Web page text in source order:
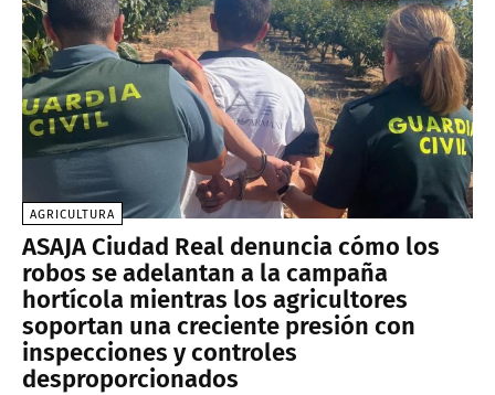
AGRICULTURA
ASAJA Ciudad Real denuncia cómo los
robos se adelantan a la campaña
hortícola mientras los agricultores
soportan una creciente presión con
inspecciones y controles
desproporcionados